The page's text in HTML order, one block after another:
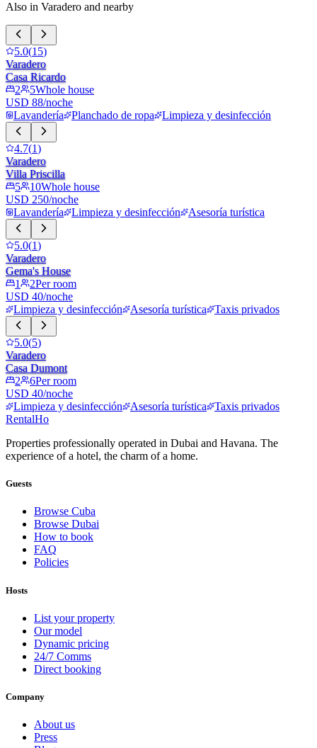
Also in Varadero and nearby
5.0(15)
Varadero
Casa Ricardo
2
5Whole house
USD 88/noche
Lavandería
Planchado de ropa Limpieza y desinfección
4.7(1)
Varadero
Villa Priscilla
5
10Whole house
USD 250/noche
Lavandería
Limpieza y desinfección Asesoría turística
5.0(1)
Varadero
Gema's House
1
2Per room
USD 40/noche
Limpieza y desinfección
Asesoría turística Taxis privados
5.0(5)
Varadero
Casa Dumont
2
6Per room
USD 40/noche
Limpieza y desinfección
Asesoría turística
Taxis privados
RentalHo
Properties professionally operated in Dubai and Havana. The
experience of a hotel, the charm of a home.
Guests
Browse Cuba
Browse Dubai
How to book
FAQ
Policies
Hosts
List your property
Our model
Dynamic pricing
24/7 Comms
Direct booking
Company
About us
Press